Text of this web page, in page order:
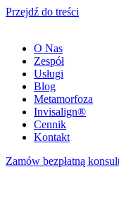
Przejdź do treści
O Nas
Zespół
Usługi
Blog
Metamorfoza
Invisalign®
Cennik
Kontakt
Zamów bezpłatną